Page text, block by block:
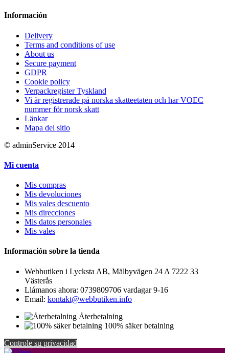
Información
Delivery
Terms and conditions of use
About us
Secure payment
GDPR
Cookie policy
Verpackregister Tyskland
Vi är registrerade på norska skatteetaten och har VOEC
nummer för norsk skatt
Länkar
Mapa del sitio
© adminService 2014
Mi cuenta
Mis compras
Mis devoluciones
Mis vales descuento
Mis direcciones
Mis datos personales
Mis vales
Información sobre la tienda
Webbutiken i Lycksta AB, Mälbyvägen 24 A 7222 33
Västerås
Llámanos ahora: 0739809706 vardagar 9-16
Email: kontakt@webbutiken.info
Återbetalning
100% säker betalning
Controle su privacidad